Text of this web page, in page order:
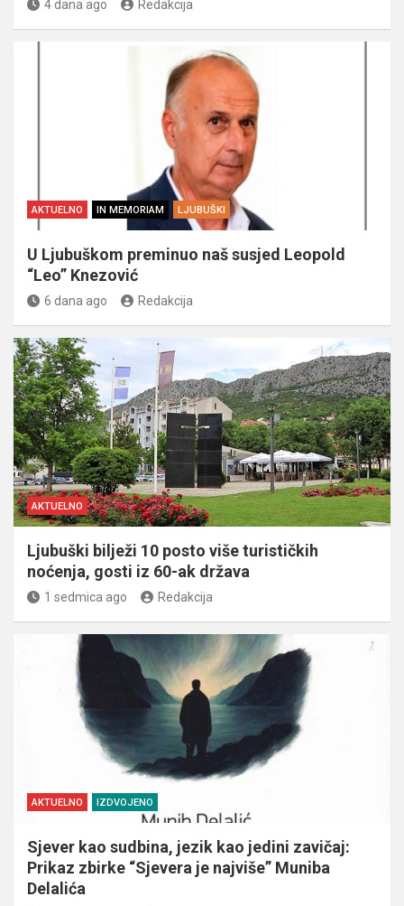
4 dana ago Redakcija
AKTUELNO IN MEMORIAM LJUBUŠKI
U Ljubuškom preminuo naš susjed Leopold
“Leo” Knezović
6 dana ago Redakcija
AKTUELNO
Ljubuški bilježi 10 posto više turističkih
noćenja, gosti iz 60-ak država
1 sedmica ago Redakcija
AKTUELNO IZDVOJENO
Sjever kao sudbina, jezik kao jedini zavičaj:
Prikaz zbirke “Sjevera je najviše” Muniba
Delalića